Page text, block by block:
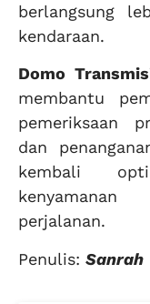
berlangsung
kendaraan.
Domo
membantu
pemeriksaan
dan
kembali
perjalanan.
Penulis: Sanrah